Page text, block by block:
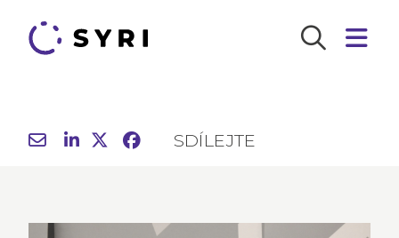
SDÍLEJTE